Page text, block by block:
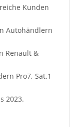
Kunden
Autohändlern
Renault &
Pro7, Sat.1
2023.